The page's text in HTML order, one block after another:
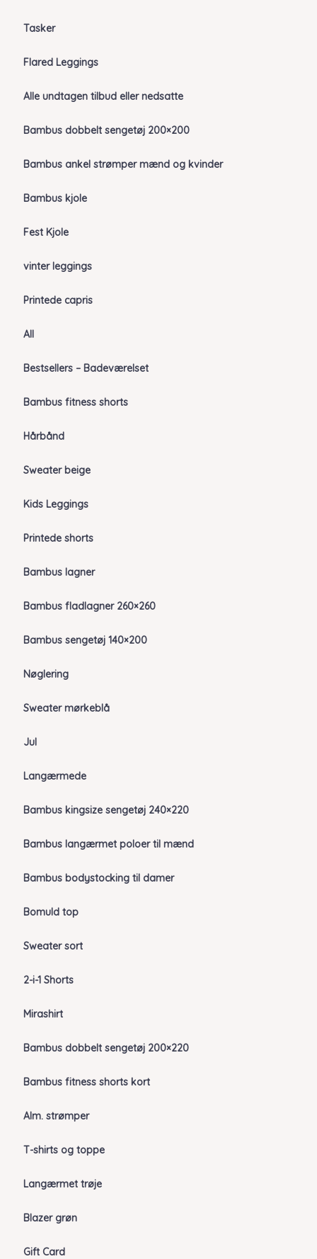
Tasker
Flared Leggings
Alle undtagen tilbud eller nedsatte
Bambus dobbelt sengetøj 200×200
Bambus ankel strømper mænd og kvinder
Bambus kjole
Fest Kjole
vinter leggings
Printede capris
All
Bestsellers – Badeværelset
Bambus fitness shorts
Hårbånd
Sweater beige
Kids Leggings
Printede shorts
Bambus lagner
Bambus fladlagner 260×260
Bambus sengetøj 140×200
Nøglering
Sweater mørkeblå
Jul
Langærmede
Bambus kingsize sengetøj 240×220
Bambus langærmet poloer til mænd
Bambus bodystocking til damer
Bomuld top
Sweater sort
2-i-1 Shorts
Mirashirt
Bambus dobbelt sengetøj 200×220
Bambus fitness shorts kort
Alm. strømper
T-shirts og toppe
Langærmet trøje
Blazer grøn
Gift Card